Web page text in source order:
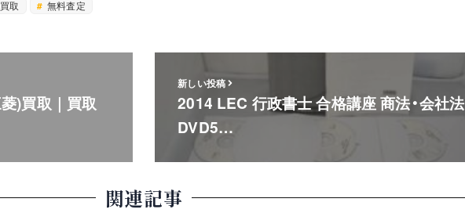
取 無料査定
)買取｜買取
新しい投稿
2014 LEC 行政書士 合格講座 商法・会社法
DVD5…
関連記事